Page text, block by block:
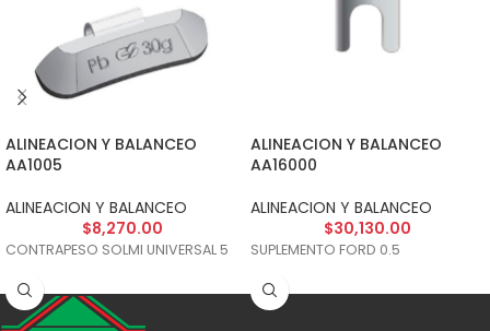
ALINEACION Y BALANCEO
AA1005
ALINEACION Y BALANCEO
$8,270.00
CONTRAPESO SOLMI UNIVERSAL 5
ALINEACION Y BALANCEO
AA16000
ALINEACION Y BALANCEO
$30,130.00
SUPLEMENTO FORD 0.5